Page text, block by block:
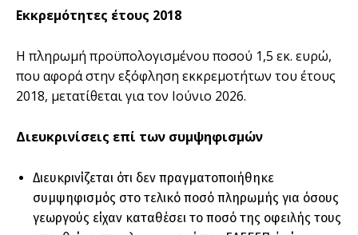
Εκκρεμότητες έτους 2018
Η πληρωμή προϋπολογισμένου ποσού 1,5 εκ. ευρώ,
που αφορά στην εξόφληση εκκρεμοτήτων του έτους
2018, μετατίθεται για τον Ιούνιο 2026.
Διευκρινίσεις επί των συμψηφισμών
Διευκρινίζεται ότι δεν πραγματοποιήθηκε
συμψηφισμός στο τελικό ποσό πληρωμής για όσους
γεωργούς είχαν καταθέσει το ποσό της οφειλής τους